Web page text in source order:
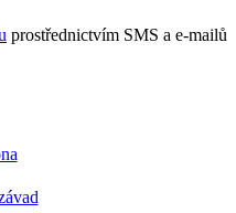
prostřednictvím SMS a e-mailů